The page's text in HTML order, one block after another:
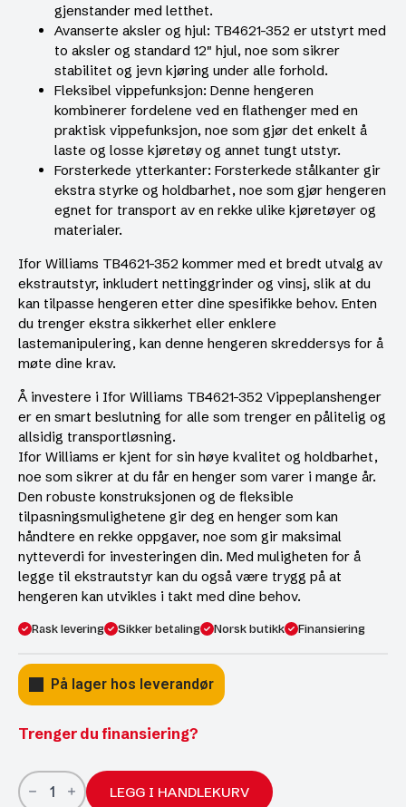
gjenstander med letthet.
Avanserte aksler og hjul: TB4621-352 er utstyrt med
to aksler og standard 12″ hjul, noe som sikrer
stabilitet og jevn kjøring under alle forhold.
Fleksibel vippefunksjon: Denne hengeren
kombinerer fordelene ved en flathenger med en
praktisk vippefunksjon, noe som gjør det enkelt å
laste og losse kjøretøy og annet tungt utstyr.
Forsterkede ytterkanter: Forsterkede stålkanter gir
ekstra styrke og holdbarhet, noe som gjør hengeren
egnet for transport av en rekke ulike kjøretøyer og
materialer.
Ifor Williams TB4621-352 kommer med et bredt utvalg av
ekstrautstyr, inkludert nettinggrinder og vinsj, slik at du
kan tilpasse hengeren etter dine spesifikke behov. Enten
du trenger ekstra sikkerhet eller enklere
lastemanipulering, kan denne hengeren skreddersys for å
møte dine krav.
Å investere i Ifor Williams TB4621-352 Vippeplanshenger
er en smart beslutning for alle som trenger en pålitelig og
allsidig transportløsning.
Ifor Williams er kjent for sin høye kvalitet og holdbarhet,
noe som sikrer at du får en henger som varer i mange år.
Den robuste konstruksjonen og de fleksible
tilpasningsmulighetene gir deg en henger som kan
håndtere en rekke oppgaver, noe som gir maksimal
nytteverdi for investeringen din. Med muligheten for å
legge til ekstrautstyr kan du også være trygg på at
hengeren kan utvikles i takt med dine behov.
Rask levering Sikker betaling Norsk butikk Finansiering
På lager hos leverandør
Trenger du finansiering?
Ifor
Williams
LEGG I HANDLEKURV